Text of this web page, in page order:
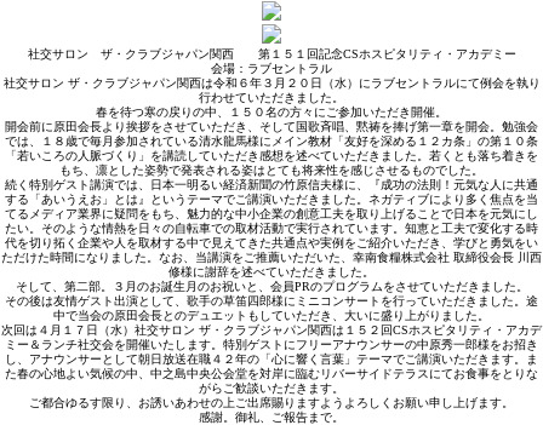
社交サロン ザ・クラブジャパン関西 第１５１回記念CSホスピタリティ・アカデミー
会場：ラブセントラル
社交サロン ザ・クラブジャパン関西は令和６年３月２０日（水）にラブセントラルにて例会を執り
行わせていただきました。
春を待つ寒の戻りの中、１５０名の方々にご参加いただき開催。
開会前に原田会長より挨拶をさせていただき、そして国歌斉唱、黙祷を捧げ第一章を開会。勉強会
では、１８歳で毎月参加されている清水龍馬様にメイン教材「友好を深める１２カ条」の第１０条
「若いころの人脈づくり」を講読していただき感想を述べていただきました。若くとも落ち着きを
もち、凛とした姿勢で発表される姿はとても将来性を感じさせるものでした。
続く特別ゲスト講演では、日本一明るい経済新聞の竹原信夫様に、『成功の法則！元気な人に共通
する「あいうえお」とは』というテーマでご講演いただきました。ネガティブにより多く焦点を当
てるメディア業界に疑問をもち、魅力的な中小企業の創意工夫を取り上げることで日本を元気にし
たい。そのような情熱を日々の自転車での取材活動で実行されています。知恵と工夫で変化する時
代を切り拓く企業や人を取材する中で見えてきた共通点や実例をご紹介いただき、学びと勇気をい
ただけた時間になりました。なお、当講演をご推薦いただいた、幸南食糧株式会社 取締役会長 川西
修様に謝辞を述べていただきました。
そして、第二部。３月のお誕生月のお祝いと、会員PRのプログラムをさせていただきました。
その後は友情ゲスト出演として、歌手の草笛四郎様にミニコンサートを行っていただきました。途
中で当会の原田会長とのデュエットもしていただき、大いに盛り上がりました。
次回は４月１７日（水）社交サロン ザ・クラブジャパン関西は１５２回CSホスピタリティ・アカデ
ミー＆ランチ社交会を開催いたします。特別ゲストにフリーアナウンサーの中原秀一郎様をお招き
し、アナウンサーとして朝日放送在職４２年の「心に響く言葉」テーマでご講演いただきます。ま
た春の心地よい気候の中、中之島中央公会堂を対岸に臨むリバーサイドテラスにてお食事をとりな
がらご歓談いただきます。
ご都合ゆるす限り、お誘いあわせの上ご出席賜りますようよろしくお願い申し上げます。
感謝。御礼、ご報告まで。